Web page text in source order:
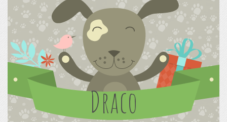
Draco